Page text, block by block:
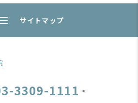
サイトマップ
3309-1111 <